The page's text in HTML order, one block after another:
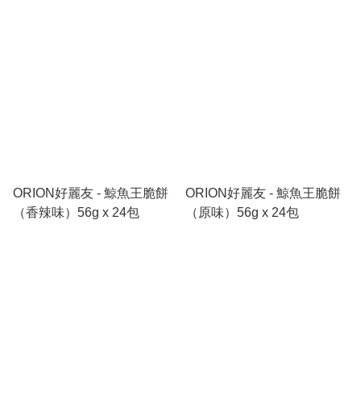
ORION好麗友 - 鯨⿂王脆餅
（香辣味）56g x 24包
ORION好麗友 - 鯨⿂王脆餅
（原味）56g x 24包